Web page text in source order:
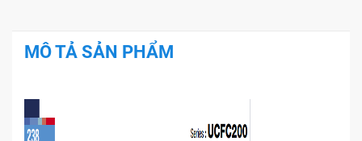
MÔ TẢ SẢN PHẨM